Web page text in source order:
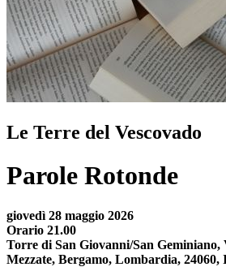
Le Terre del Vescovado
Parole Rotonde
giovedì 28 maggio 2026
Orario 21.00
Torre di San Giovanni/San Geminiano,
Mezzate, Bergamo, Lombardia, 24060,